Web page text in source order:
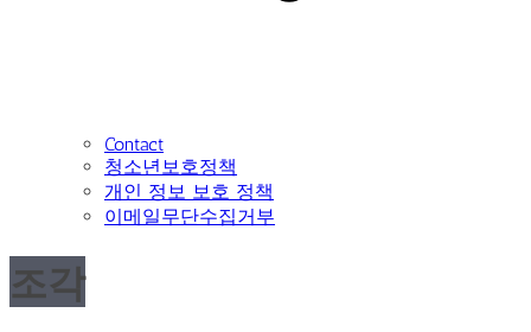
Contact
청소년보호정책
개인 정보 보호 정책
이메일무단수집거부
조각